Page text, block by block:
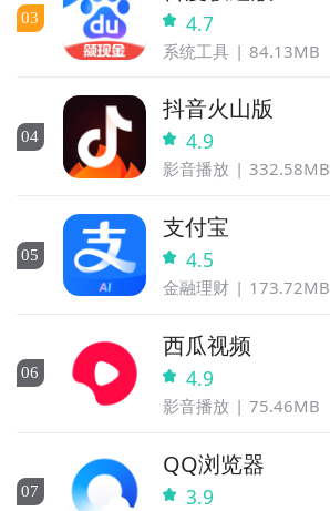
03 4.7
系统工具 84.13MB
04
抖音火山版
4.9
影音播放 332.58MB
05
支付宝
4.5
金融理财 173.72MB
06
西瓜视频
4.9
影音播放 75.46MB
07
QQ浏览器
3.9